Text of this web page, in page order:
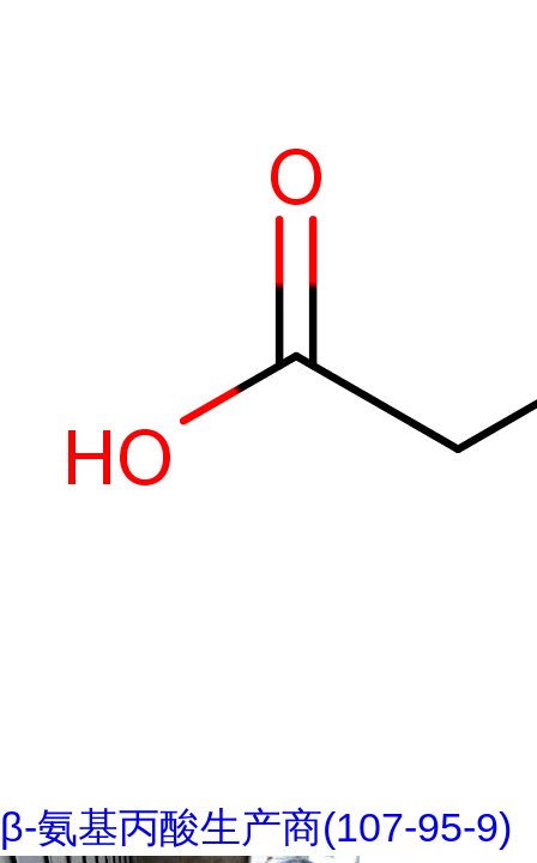
β-氨基丙酸生产商(107-95-9)